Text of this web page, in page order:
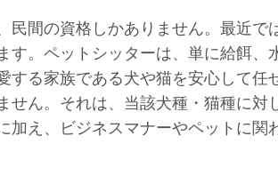
民間の資格しかありません。最近で
す。ペットシッターは、単に給餌、
する家族である犬や猫を安心して任
せん。それは、当該犬種・猫種に対
加え、ビジネスマナーやペットに関